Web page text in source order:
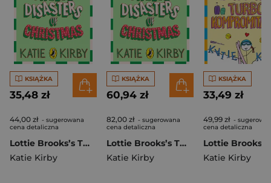
KSIĄŻKA
35,48 zł
44,00 zł - sugerowana
cena detaliczna
Lottie Brooks’s Twelve Disasters of Christmas
Katie Kirby
KSIĄŻKA
60,94 zł
82,00 zł - sugerowana
cena detaliczna
Lottie Brooks’s Twelve Disasters of Christmas
Katie Kirby
KSIĄŻKA
33,49 zł
49,99 zł -
cena detaliczna
Katie Kirby